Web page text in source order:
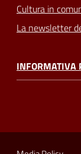
Cultura in
La newsletter
INFORMATIVA